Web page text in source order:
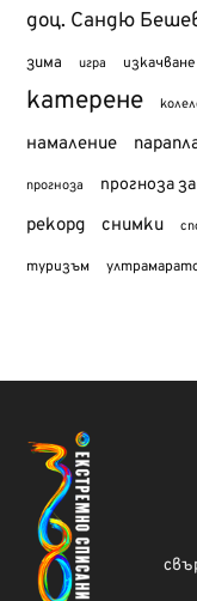
доц. Сандю
зима игра изкачване
катерене
намаление
прогноза прогноза
рекорд снимки
туризъм